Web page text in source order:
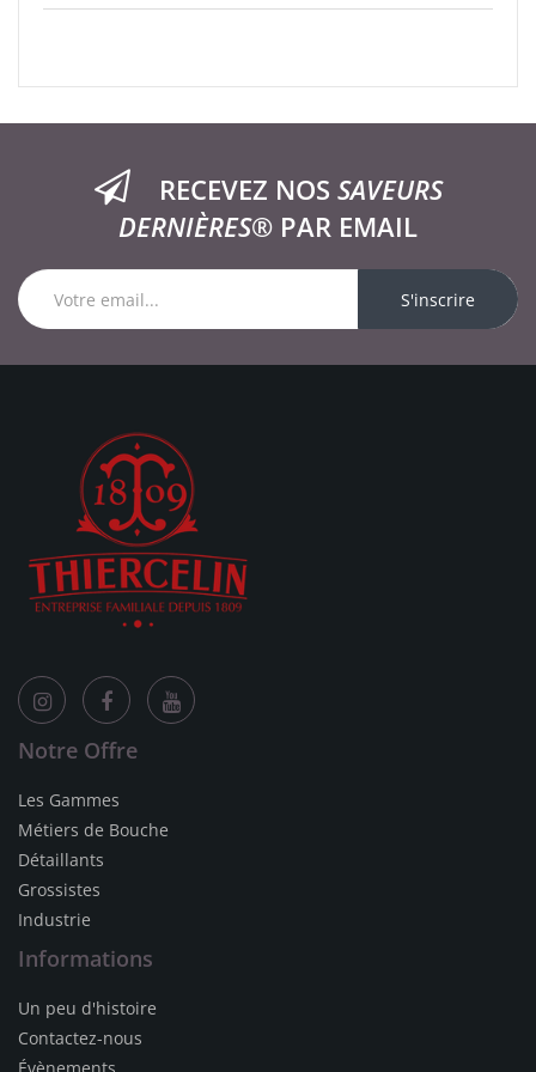
RECEVEZ NOS SAVEURS
DERNIÈRES® PAR EMAIL
S'inscrire
Notre Offre
Les Gammes
Métiers de Bouche
Détaillants
Grossistes
Industrie
Informations
Un peu d'histoire
Contactez-nous